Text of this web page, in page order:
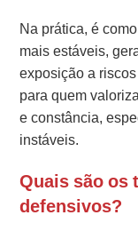
Na prática, é
mais estáveis,
exposição a
para quem
e constância,
instáveis.
Quais são os
defensivos?